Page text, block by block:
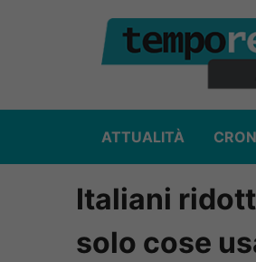
ATTUALITÀ
Italiani
solo cose